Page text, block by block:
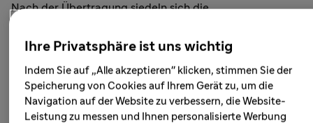
Nach der Übertragung siedeln sich die
an und bilden ein neues Immunsystem, das sich gegen
in Deutschland über 3.000 Patient*innen eine solche
Stammzelltransplantation mit fremden
Blutstammzellen.3
Ihre Privatsphäre ist uns wichtig
Indem Sie auf „Alle akzeptieren" klicken, stimmen Sie der
Speicherung von Cookies auf Ihrem Gerät zu, um die
Navigation auf der Website zu verbessern, die Website-
Leistung zu messen und Ihnen personalisierte Werbung